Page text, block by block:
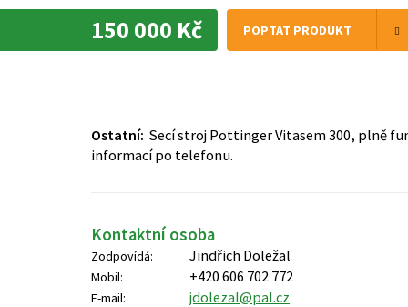
150 000 Kč POPTAT PRODUKT
Ostatní: Secí stroj Pottinger Vitasem 300, plně
informací po telefonu.
Kontaktní osoba
Zodpovídá: Jindřich Doležal
Mobil: +420 606 702 772
E-mail: jdolezal@pal.cz